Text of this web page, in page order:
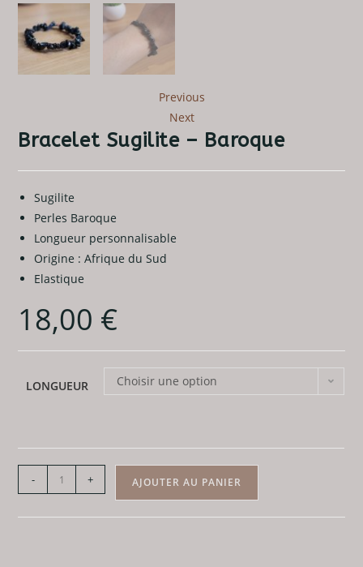
Previous
Next
Bracelet Sugilite – Baroque
Sugilite
Perles Baroque
Longueur personnalisable
Origine : Afrique du Sud
Elastique
18,00 €
LONGUEUR Choisir une option
quantité
de
Bracelet
- + AJOUTER AU PANIER